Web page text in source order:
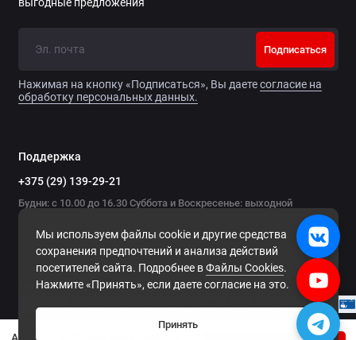
Мы используем файлы cookie и другие средства
сохранения предпочтений и анализа действий
посетителей сайта. Подробнее вФайлы Cookies.
Нажмите «Принять», если даете согласие на это.
Принять
Подписаться
Нажимая на кнопку «Подписаться», Вы даетесогласие на
обработку персональных данных.
Поддержка
+375 (29) 139-29-21
Будни: с 10.00 до 16.30 Суббота и Воскресенье: выходной